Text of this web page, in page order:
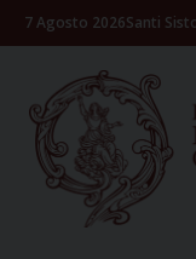
Skip7 Agosto 2026Santi